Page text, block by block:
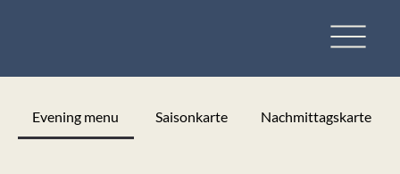
Evening menu Saisonkarte Nachmittagskarte